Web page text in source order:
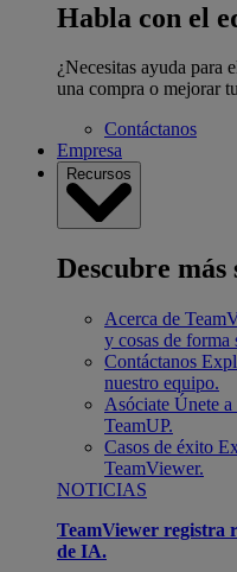
Habla con el
¿Necesitas ayuda para
una compra o mejorar
Contáctanos
Empresa
Recursos
Descubre
Acerca de
y cosas de forma
Contáctanos
nuestro equipo.
Asóciate Únete a
TeamUP.
Casos de éxito
TeamViewer.
NOTICIAS
TeamViewer registra
de IA.